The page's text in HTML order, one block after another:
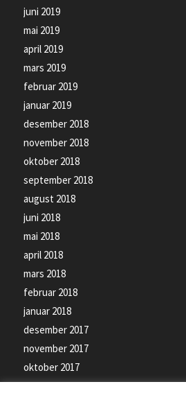
juni 2019
mai 2019
april 2019
mars 2019
februar 2019
januar 2019
desember 2018
november 2018
oktober 2018
september 2018
august 2018
juni 2018
mai 2018
april 2018
mars 2018
februar 2018
januar 2018
desember 2017
november 2017
oktober 2017
september 2017